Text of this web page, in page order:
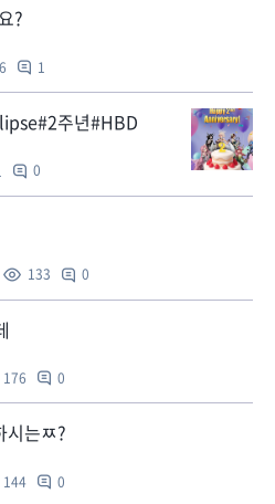
?
1
주년#HBD
0
133 0
176 0
시는ㅉ?
144 0